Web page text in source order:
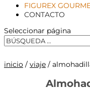
FIGUREX
CONTACTO
Seleccionar página
inicio / viaje /